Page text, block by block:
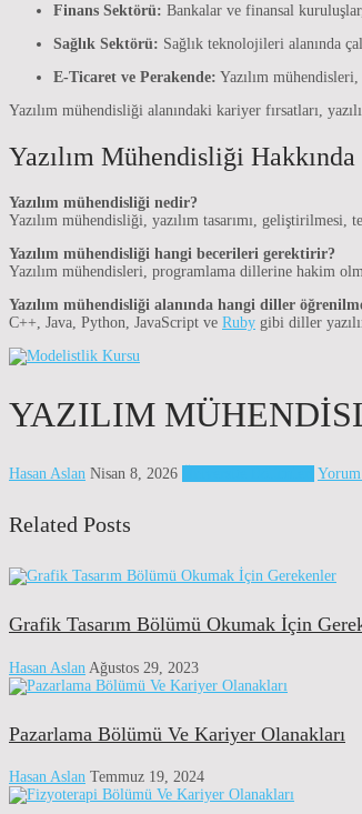
Finans Sektörü: Bankalar ve finansal
Sağlık Sektörü: Sağlık teknolojileri alanında
E-Ticaret ve Perakende: Yazılım
Yazılım mühendisliği alanındaki kariyer fırsatları,
Yazılım Mühendisliği
Yazılım mühendisliği nedir?
Yazılım mühendisliği, yazılım tasarımı, geliştirilmesi,
Yazılım mühendisliği hangi becerileri gerektirir?
Yazılım mühendisleri, programlama dillerine hakim
Yazılım mühendisliği alanında hangi diller
C++, Java, Python, JavaScript ve Ruby gibi diller
YAZILIM
Hasan Aslan Nisan 8, 2026 Yorum
Related Posts
Grafik Tasarım Bölümü Okumak İçin
Hasan Aslan Ağustos 29, 2023
Pazarlama Bölümü Ve Kariyer Olanakları
Hasan Aslan Temmuz 19, 2024